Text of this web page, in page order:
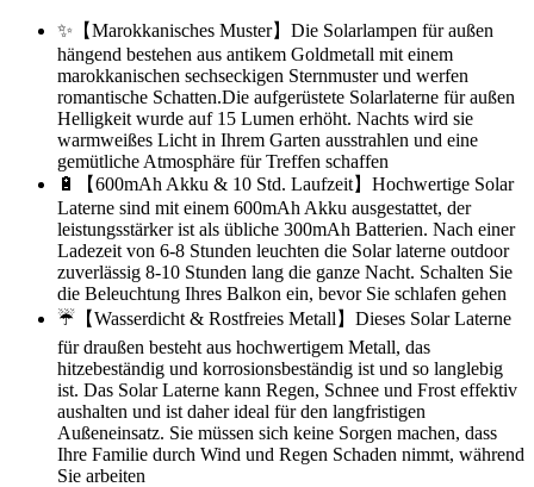
✨【Marokkanisches Muster】Die Solarlampen für außen
hängend bestehen aus antikem Goldmetall mit einem
marokkanischen sechseckigen Sternmuster und werfen
romantische Schatten.Die aufgerüstete Solarlaterne für außen
Helligkeit wurde auf 15 Lumen erhöht. Nachts wird sie
warmweißes Licht in Ihrem Garten ausstrahlen und eine
gemütliche Atmosphäre für Treffen schaffen
🔋【600mAh Akku & 10 Std. Laufzeit】Hochwertige Solar
Laterne sind mit einem 600mAh Akku ausgestattet, der
leistungsstärker ist als übliche 300mAh Batterien. Nach einer
Ladezeit von 6-8 Stunden leuchten die Solar laterne outdoor
zuverlässig 8-10 Stunden lang die ganze Nacht. Schalten Sie
die Beleuchtung Ihres Balkon ein, bevor Sie schlafen gehen
☔【Wasserdicht & Rostfreies Metall】Dieses Solar Laterne
für draußen besteht aus hochwertigem Metall, das
hitzebeständig und korrosionsbeständig ist und so langlebig
ist. Das Solar Laterne kann Regen, Schnee und Frost effektiv
aushalten und ist daher ideal für den langfristigen
Außeneinsatz. Sie müssen sich keine Sorgen machen, dass
Ihre Familie durch Wind und Regen Schaden nimmt, während
Sie arbeiten